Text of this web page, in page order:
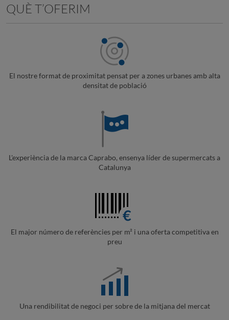
QUÈ T’OFERIM
El nostre format de proximitat pensat per a zones urbanes amb alta
densitat de població
L'experiència de la marca Caprabo, ensenya líder de supermercats a
Catalunya
El major número de referències per m² i una oferta competitiva en
preu
Una rendibilitat de negoci per sobre de la mitjana del mercat